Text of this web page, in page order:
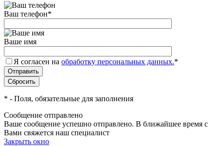
Ваш телефон*
Ваше имя
Я согласен на обработку персональных данных.*
* - Поля, обязательные для заполнения
Сообщение отправлено
Ваше сообщение успешно отправлено. В ближайшее время с
Вами свяжется наш специалист
Закрыть окно